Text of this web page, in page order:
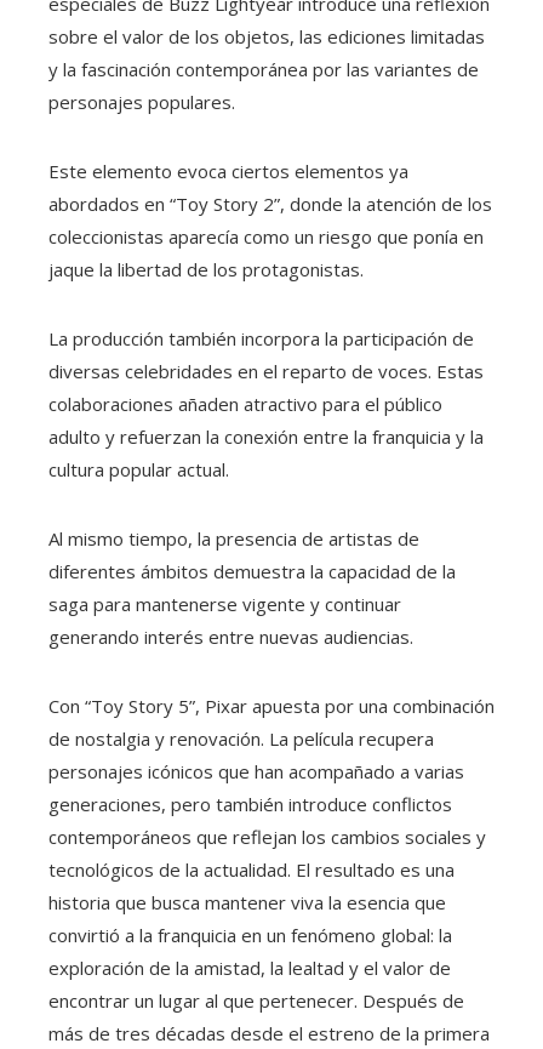
sobre el valor de los objetos, las ediciones limitadas
y la fascinación contemporánea por las variantes de
personajes populares.
Este elemento evoca ciertos elementos ya
abordados en “Toy Story 2”, donde la atención de los
coleccionistas aparecía como un riesgo que ponía en
jaque la libertad de los protagonistas.
La producción también incorpora la participación de
diversas celebridades en el reparto de voces. Estas
colaboraciones añaden atractivo para el público
adulto y refuerzan la conexión entre la franquicia y la
cultura popular actual.
Al mismo tiempo, la presencia de artistas de
diferentes ámbitos demuestra la capacidad de la
saga para mantenerse vigente y continuar
generando interés entre nuevas audiencias.
Con “Toy Story 5”, Pixar apuesta por una combinación
de nostalgia y renovación. La película recupera
personajes icónicos que han acompañado a varias
generaciones, pero también introduce conflictos
contemporáneos que reflejan los cambios sociales y
tecnológicos de la actualidad. El resultado es una
historia que busca mantener viva la esencia que
convirtió a la franquicia en un fenómeno global: la
exploración de la amistad, la lealtad y el valor de
encontrar un lugar al que pertenecer. Después de
más de tres décadas desde el estreno de la primera